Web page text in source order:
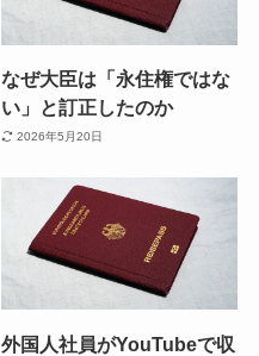
なぜ大臣は「永住権ではな
い」と訂正したのか
2026年5月20日
外国人社員がYouTubeで収